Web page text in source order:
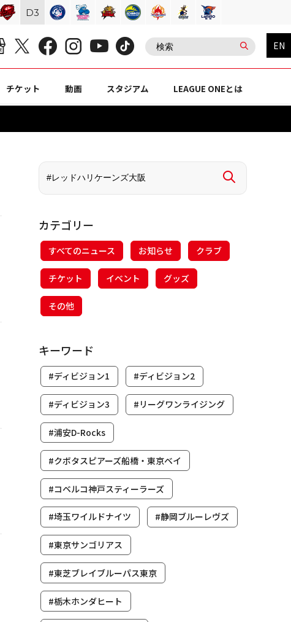
EN
チケット 動画 スタジアム LEAGUE ONEとは
カテゴリー
すべてのニュース お知らせ クラブ
チケット イベント グッズ
その他
キーワード
#ディビジョン1 #ディビジョン2
#ディビジョン3 #リーグワンライジング
#浦安D-Rocks
#クボタスピアーズ船橋・東京ベイ
#コベルコ神戸スティーラーズ
#埼玉ワイルドナイツ #静岡ブルーレヴズ
#東京サンゴリアス
#東芝ブレイブルーパス東京
#栃木ホンダヒート
D3